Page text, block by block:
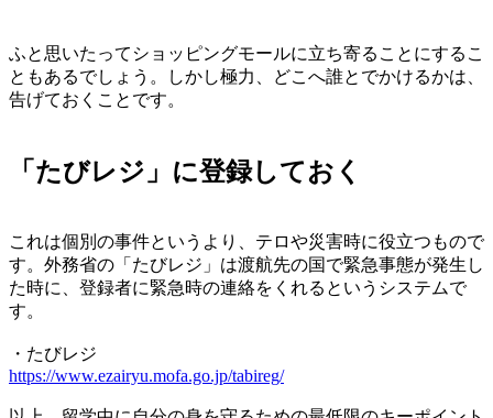
ふと思いたってショッピングモールに立ち寄ることにするこ
ともあるでしょう。しかし極力、どこへ誰とでかけるかは、
告げておくことです。
「たびレジ」に登録しておく
これは個別の事件というより、テロや災害時に役立つもので
す。外務省の「たびレジ」は渡航先の国で緊急事態が発生し
た時に、登録者に緊急時の連絡をくれるというシステムで
す。
・たびレジ
https://www.ezairyu.mofa.go.jp/tabireg/